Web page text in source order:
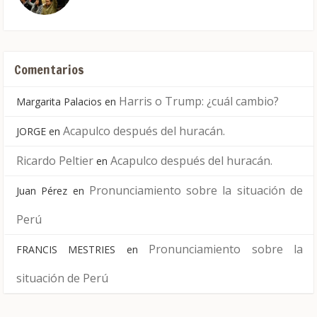
Comentarios
Margarita Palacios en Harris o Trump: ¿cuál cambio?
JORGE en Acapulco después del huracán.
Ricardo Peltier en Acapulco después del huracán.
Juan Pérez en Pronunciamiento sobre la situación de
Perú
FRANCIS MESTRIES en Pronunciamiento sobre la
situación de Perú